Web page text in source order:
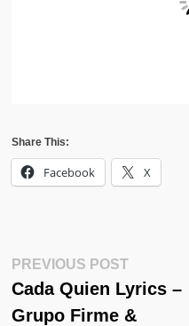
Share This:
Facebook X
Post
Navigation
PREVIOUS POSTPrevious
Post:
Cada Quien Lyrics –
Grupo Firme &